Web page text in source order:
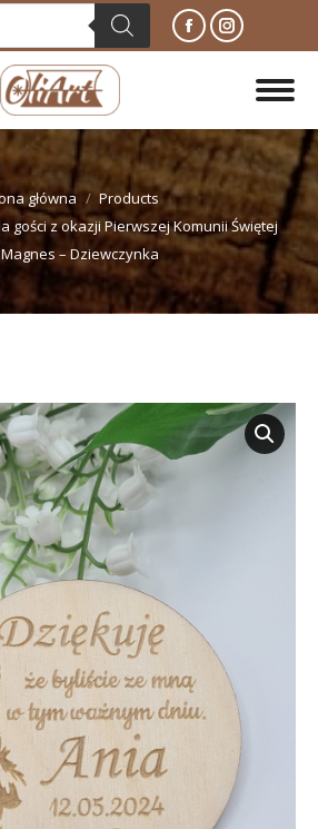
Facebook
otworzy
w
nowym
oknie
otworzy
się
w
nowym
oknie
główna
Products
gości z okazji Pierwszej Komunii Świętej
Magnes – Dziewczynka